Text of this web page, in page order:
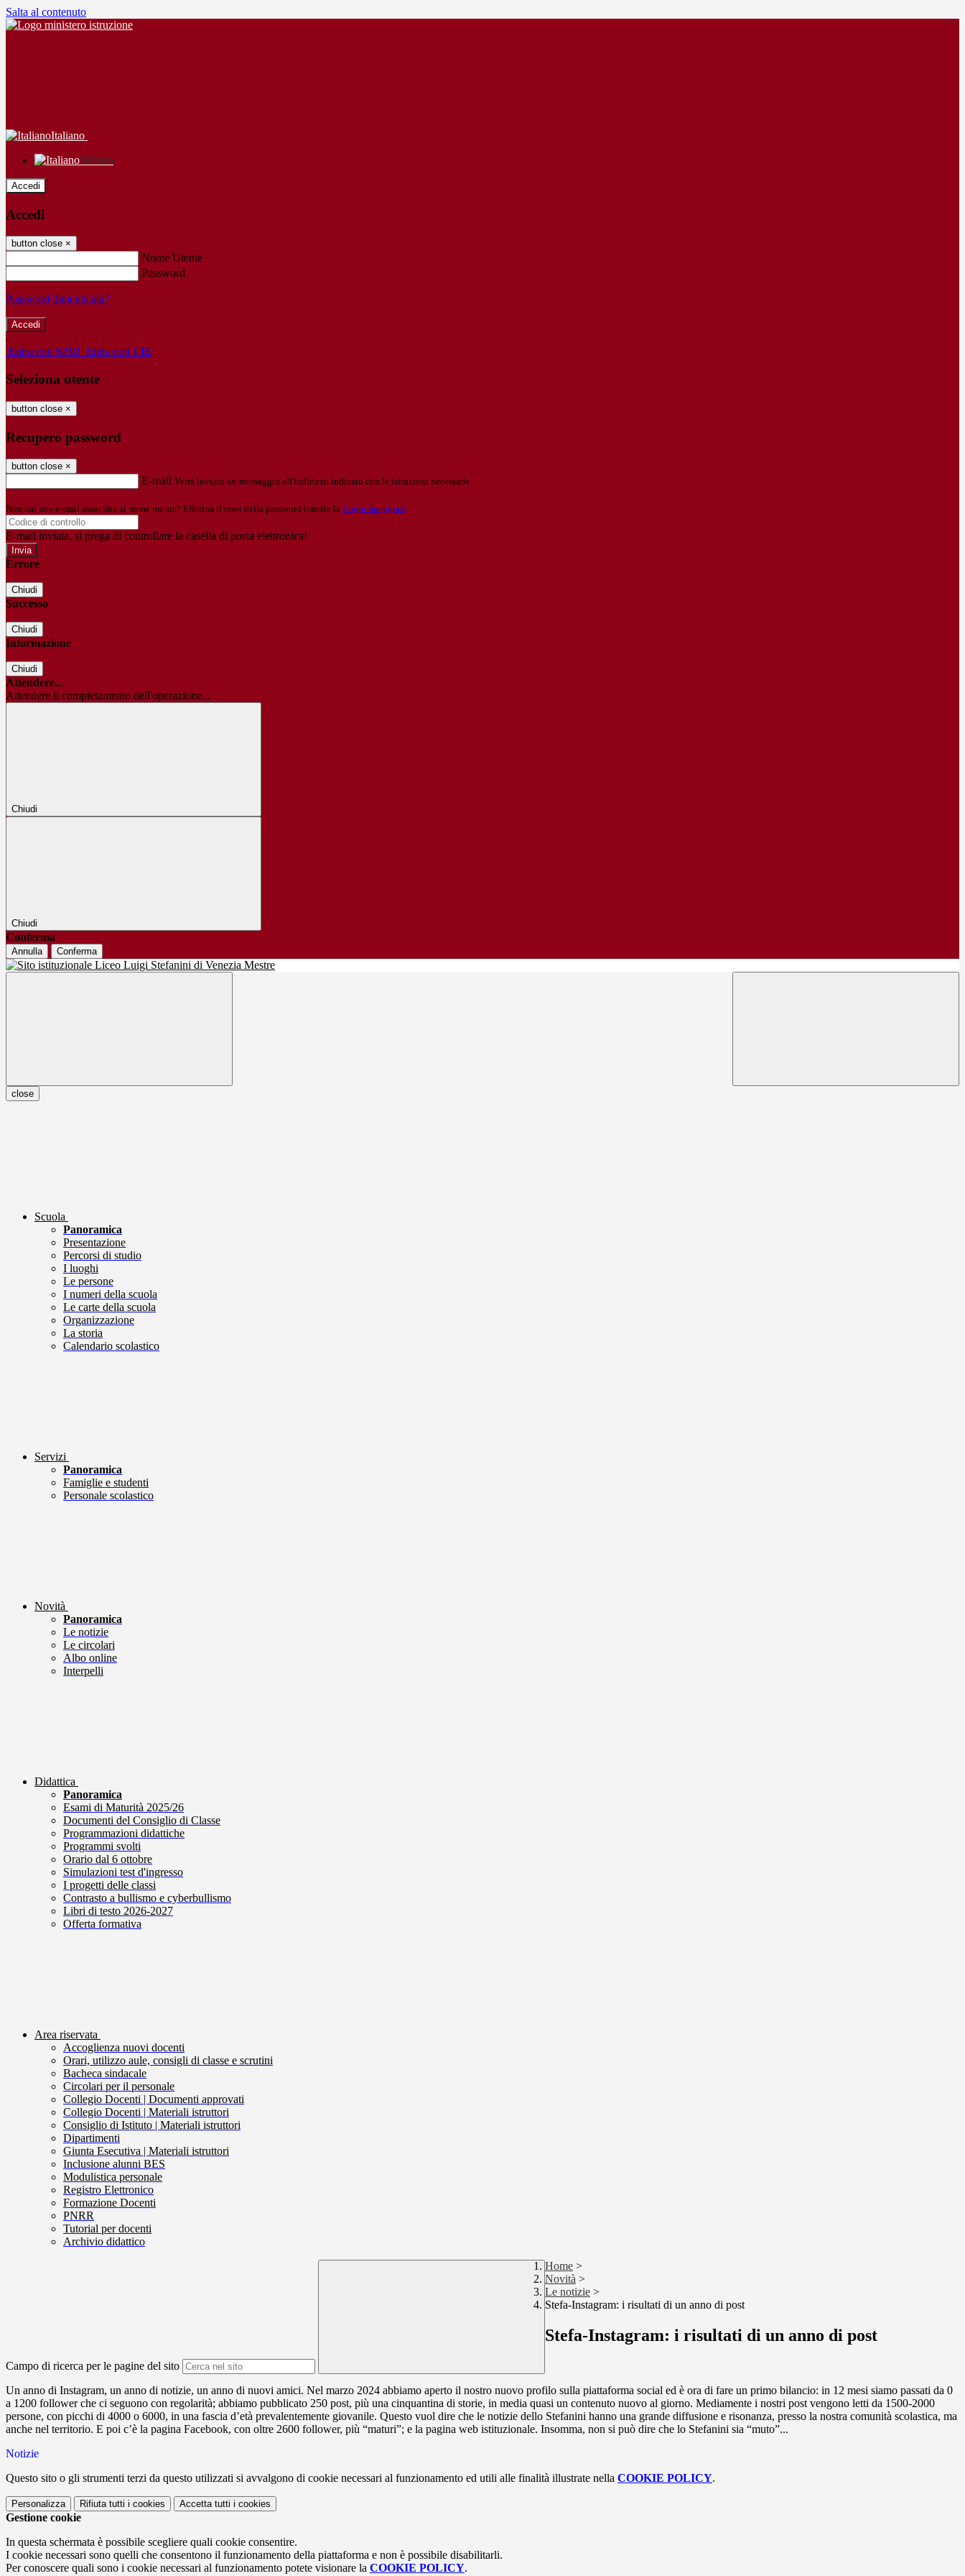
Salta al contenuto
Italiano
Italiano
Accedi
Accedi
button close ×
Nome Utente
Password
Password dimenticata?
-
Entra con SPID Entra con CIE
Seleziona utente
button close ×
Recupero password
button close ×
E-mail Verrà inviato un messaggio all'indirizzo indicato con le istruzioni necessarie.
Non hai una e-mail associata al nome utente? Effettua il reset della password tramite la Login Spaggiari
E-mail inviata, si prega di controllare la casella di posta elettronica!
Errore
Chiudi
Successo
Chiudi
Informazione
Chiudi
Attendere...
Attendere il completamento dell'operazione...
Chiudi
Chiudi
Conferma
Annulla Conferma
close
Scuola
Panoramica
Presentazione
Percorsi di studio
I luoghi
Le persone
I numeri della scuola
Le carte della scuola
Organizzazione
La storia
Calendario scolastico
Servizi
Panoramica
Famiglie e studenti
Personale scolastico
Novità
Panoramica
Le notizie
Le circolari
Albo online
Interpelli
Didattica
Panoramica
Esami di Maturità 2025/26
Documenti del Consiglio di Classe
Programmazioni didattiche
Programmi svolti
Orario dal 6 ottobre
Simulazioni test d'ingresso
I progetti delle classi
Contrasto a bullismo e cyberbullismo
Libri di testo 2026-2027
Offerta formativa
Area riservata
Accoglienza nuovi docenti
Orari, utilizzo aule, consigli di classe e scrutini
Bacheca sindacale
Circolari per il personale
Collegio Docenti | Documenti approvati
Collegio Docenti | Materiali istruttori
Consiglio di Istituto | Materiali istruttori
Dipartimenti
Giunta Esecutiva | Materiali istruttori
Inclusione alunni BES
Modulistica personale
Registro Elettronico
Formazione Docenti
PNRR
Tutorial per docenti
Archivio didattico
Campo di ricerca per le pagine del sito
Home >
Novità >
Le notizie >
Stefa-Instagram: i risultati di un anno di post
Stefa-Instagram: i risultati di un anno di post
Un anno di Instagram, un anno di notizie, un anno di nuovi amici. Nel marzo 2024 abbiamo aperto il nostro nuovo profilo sulla piattaforma social ed è ora di fare un primo bilancio: in 12 mesi siamo passati da 0
a 1200 follower che ci seguono con regolarità; abbiamo pubblicato 250 post, più una cinquantina di storie, in media quasi un contenuto nuovo al giorno. Mediamente i nostri post vengono letti da 1500-2000
persone, con picchi di 4000 o 6000, in una fascia d’età prevalentemente giovanile. Questo vuol dire che le notizie dello Stefanini hanno una grande diffusione e risonanza, presso la nostra comunità scolastica, ma
anche nel territorio. E poi c’è la pagina Facebook, con oltre 2600 follower, più “maturi”; e la pagina web istituzionale. Insomma, non si può dire che lo Stefanini sia “muto”...
Notizie
Questo sito o gli strumenti terzi da questo utilizzati si avvalgono di cookie necessari al funzionamento ed utili alle finalità illustrate nella COOKIE POLICY.
Personalizza Rifiuta tutti i cookies Accetta tutti i cookies
Gestione cookie
In questa schermata è possibile scegliere quali cookie consentire.
I cookie necessari sono quelli che consentono il funzionamento della piattaforma e non è possibile disabilitarli.
Per conoscere quali sono i cookie necessari al funzionamento potete visionare la COOKIE POLICY.